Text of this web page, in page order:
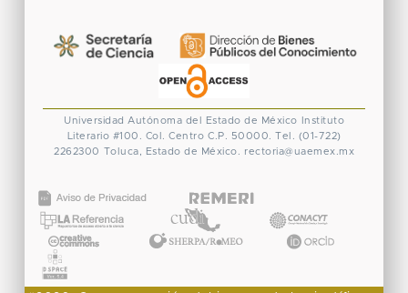
Universidad Autónoma del Estado de México
Instituto
Literario #100. Col. Centro C.P. 50000. Tel. (01-722)
2262300 Toluca, Estado de México. rectoria@uaemex.mx